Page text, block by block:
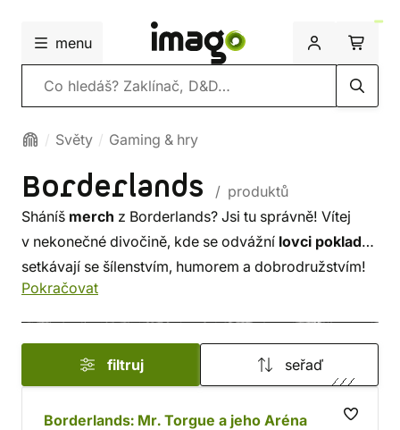
menu
Vyhledávání
Světy Gaming & hry
Borderlands
/ produktů
Sháníš merch z Borderlands? Jsi tu správně! Vítej
v nekonečné divočině, kde se odvážní lovci pokladů
setkávají se šílenstvím, humorem a dobrodružstvím!
Borderlands
a publikovaná společností2K Games.
Pokračovat
filtruj seřaď
Borderlands: Mr. Torgue a jeho Aréna